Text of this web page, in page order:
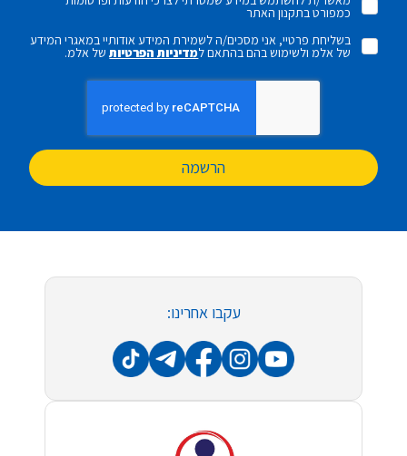
כמפורט בתקנון האתר
בשליחת פרטיי, אני מסכים/ה לשמירת המידע אודותיי במאגרי המידע
של אלמ ולשימוש בהם בהתאם למדיניות הפרטיותשל אלמ.
הרשמה
עקבו אחרינו: